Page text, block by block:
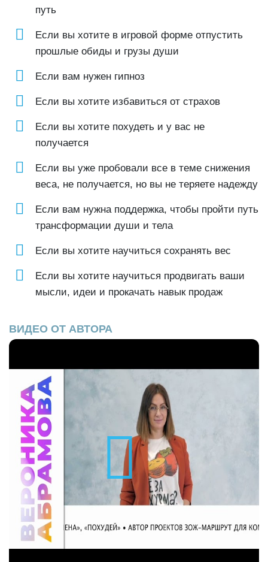
путь
Если вы хотите в игровой форме отпустить
прошлые обиды и грузы души
Если вам нужен гипноз
Если вы хотите избавиться от страхов
Если вы хотите похудеть и у вас не
получается
Если вы уже пробовали все в теме снижения
веса, не получается, но вы не теряете надежду
Если вам нужна поддержка, чтобы пройти путь
трансформации души и тела
Если вы хотите научиться сохранять вес
Если вы хотите научиться продвигать ваши
мысли, идеи и прокачать навык продаж
ВИДЕО ОТ АВТОРА